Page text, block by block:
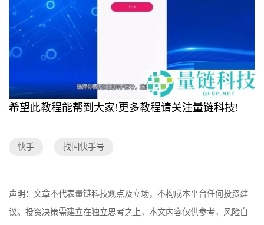
希望此教程能帮到大家!更多教程请关注量链科技!
快手 找回快手号
声明：文章不代表量链科技观点及立场，不构成本平台任何投资建
议。投资决策需建立在独立思考之上，本文内容仅供参考，风险自